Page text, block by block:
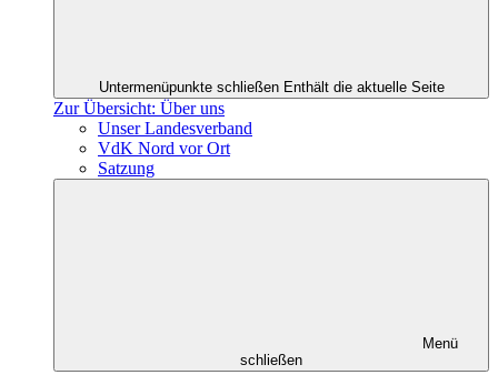
Untermenüpunkte schließen Enthält die aktuelle Seite
Zur Übersicht: Über uns
Unser Landesverband
VdK Nord vor Ort
Satzung
Menü
schließen